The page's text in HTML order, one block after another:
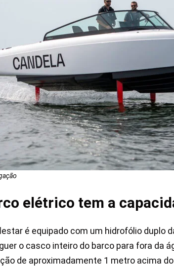
elétrico tem a
é equipado com um hidrofólio duplo
o casco inteiro do barco para fora da
de aproximadamente 1 metro acima